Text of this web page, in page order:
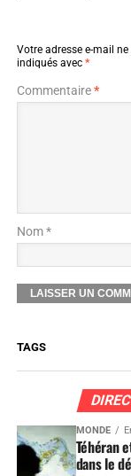
Votre adresse e-mail
indiqués avec *
Commentaire*
Nom *
TAGS
MONDE
Téhéran
dans le